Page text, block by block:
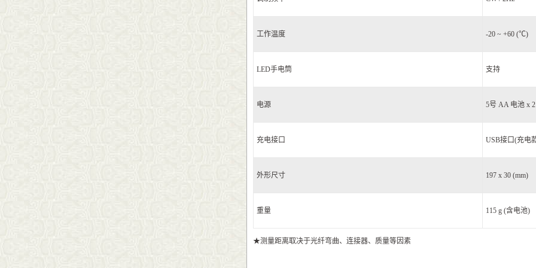
工作温度 -20 ~ +60 (℃)
LED手电筒 支持
电源 5号 AA 电池 x 2
充电接口 USB接口(充电
外形尺寸 197 x 30 (mm)
重量 115 g (含电池)
★测量距离取决于光纤弯曲、连接器、质量等因素